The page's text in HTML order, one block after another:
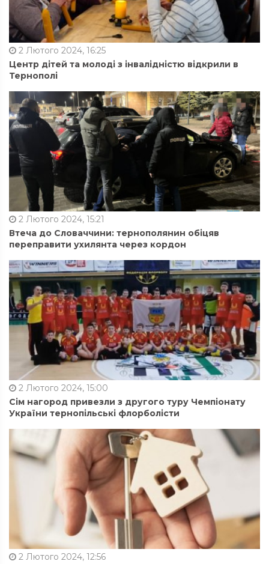
2 Лютого 2024, 16:25
Центр дітей та молоді з інвалідністю відкрили в
Тернополі
2 Лютого 2024, 15:21
Втеча до Словаччини: тернополянин обіцяв
переправити ухилянта через кордон
2 Лютого 2024, 15:00
Сім нагород привезли з другого туру Чемпіонату
України тернопільські флорболісти
2 Лютого 2024, 12:56